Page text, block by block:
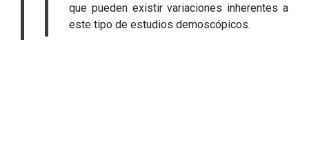
que pueden existir variaciones inherentes a
este tipo de estudios demoscópicos.